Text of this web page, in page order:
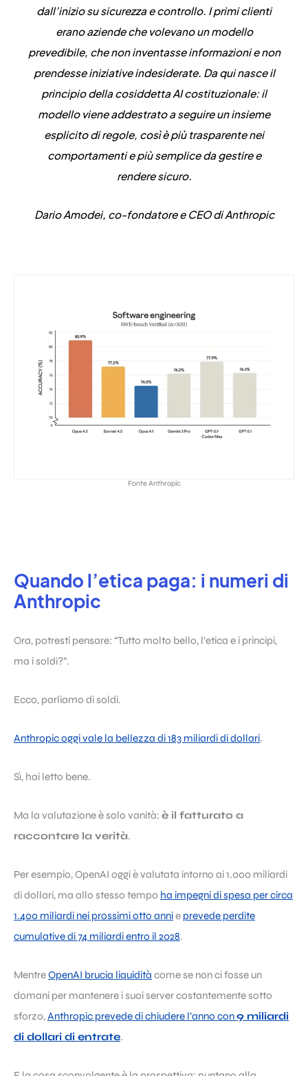
dall’inizio su sicurezza e controllo. I primi clienti
erano aziende che volevano un modello
prevedibile, che non inventasse informazioni e non
prendesse iniziative indesiderate. Da qui nasce il
principio della cosiddetta AI costituzionale: il
modello viene addestrato a seguire un insieme
esplicito di regole, così è più trasparente nei
comportamenti e più semplice da gestire e
rendere sicuro.
Dario Amodei, co-fondatore e CEO di Anthropic
Fonte Anthropic
Quando l’etica paga: i numeri di
Anthropic
Ora, potresti pensare: “Tutto molto bello, l’etica e i principi,
ma i soldi?”.
Ecco, parliamo di soldi.
Anthropic oggi vale la bellezza di 183 miliardi di dollari.
Sì, hai letto bene.
Ma la valutazione è solo vanità: è il fatturato a
raccontare la verità.
Per esempio, OpenAI oggi è valutata intorno ai 1.000 miliardi
di dollari, ma allo stesso tempo ha impegni di spesa per circa
1.400 miliardi nei prossimi otto annie prevede perdite
cumulative di 74 miliardi entro il 2028.
MentreOpenAI brucia liquidità come se non ci fosse un
domani per mantenere i suoi server costantemente sotto
sforzo,Anthropic prevede di chiudere l’anno con9 miliardi
di dollari di entrate.